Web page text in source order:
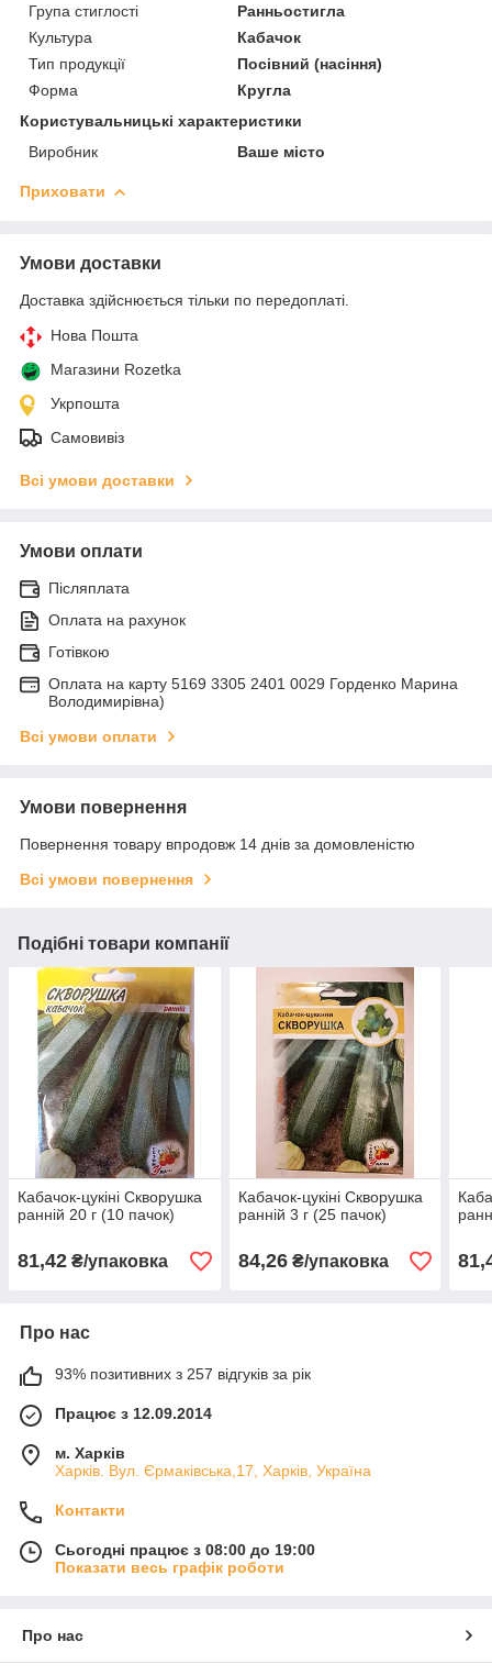
Група стиглості
Ранньостигла
Культура
Кабачок
Тип продукції
Посівний (насіння)
Форма
Кругла
Користувальницькі характеристики
Виробник
Ваше місто
Приховати
Умови доставки
Доставка здійснюється тільки по передоплаті.
Нова Пошта
Магазини Rozetka
Укрпошта
Самовивіз
Всі умови доставки
Умови оплати
Післяплата
Оплата на рахунок
Готівкою
Оплата на карту 5169 3305 2401 0029 Горденко Марина
Володимирівна)
Всі умови оплати
Умови повернення
Повернення товару впродовж 14 днів за домовленістю
Всі умови повернення
Подібні товари компанії
Кабачок-цукіні Скворушка
ранній 20 г (10 пачок)
81,42 ₴/упаковка
Кабачок-цукіні Скворушка
ранній 3 г (25 пачок)
84,26₴/упаковка
Про нас
93% позитивних з 257 відгуків за рік
Працює з 12.09.2014
м. Харків
Харків. Вул. Єрмаківська,17, Харків, Україна
Контакти
Сьогодні працює з 08:00 до 19:00
Показати весь графік роботи
Про нас